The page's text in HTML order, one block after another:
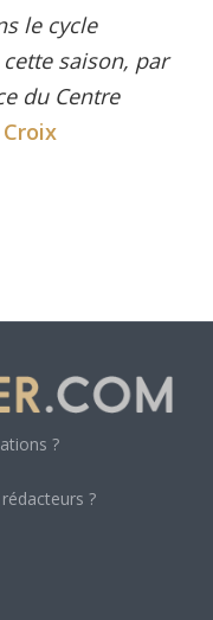
le cycle
saison, par
du Centre
Croix
?
?